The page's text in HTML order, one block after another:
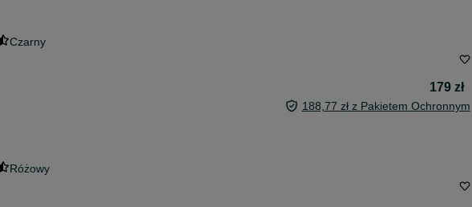
Czarny
179 zł
188,77 zł z Pakietem Ochronnym
Różowy